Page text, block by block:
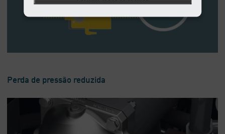
Perda de pressão reduzida